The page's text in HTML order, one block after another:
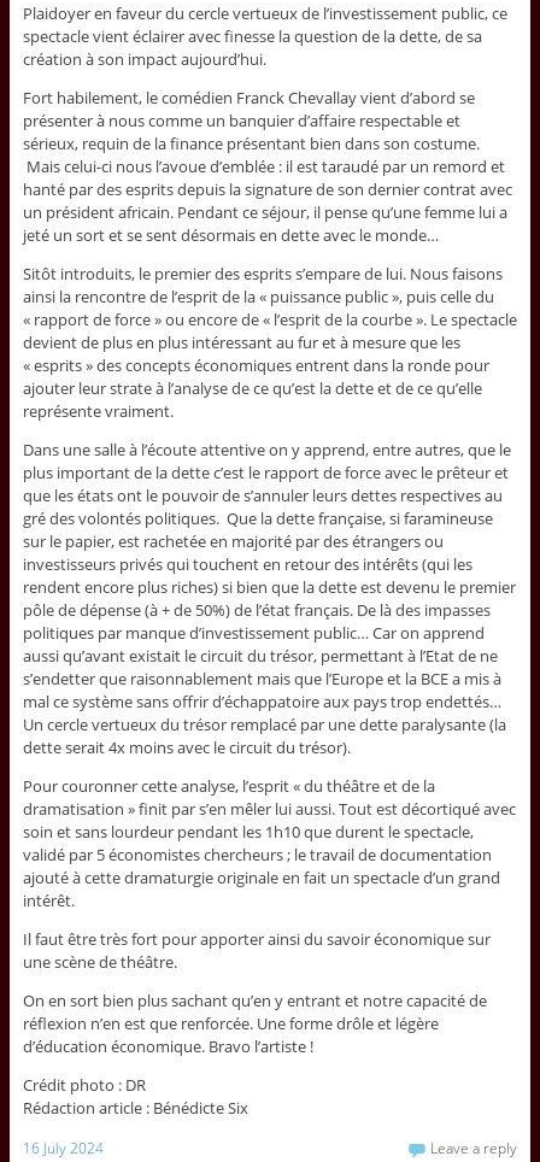
Plaidoyer en faveur du cercle vertueux de l’investissement public, ce
spectacle vient éclairer avec finesse la question de la dette, de sa
création à son impact aujourd’hui.
Fort habilement, le comédien Franck Chevallay vient d’abord se
présenter à nous comme un banquier d’affaire respectable et
sérieux, requin de la finance présentant bien dans son costume.
Mais celui-ci nous l’avoue d’emblée : il est taraudé par un remord et
hanté par des esprits depuis la signature de son dernier contrat avec
un président africain. Pendant ce séjour, il pense qu’une femme lui a
jeté un sort et se sent désormais en dette avec le monde…
Sitôt introduits, le premier des esprits s’empare de lui. Nous faisons
ainsi la rencontre de l’esprit de la « puissance public », puis celle du
« rapport de force » ou encore de « l’esprit de la courbe ». Le spectacle
devient de plus en plus intéressant au fur et à mesure que les
« esprits » des concepts économiques entrent dans la ronde pour
ajouter leur strate à l’analyse de ce qu’est la dette et de ce qu’elle
représente vraiment.
Dans une salle à l’écoute attentive on y apprend, entre autres, que le
plus important de la dette c’est le rapport de force avec le prêteur et
que les états ont le pouvoir de s’annuler leurs dettes respectives au
gré des volontés politiques. Que la dette française, si faramineuse
sur le papier, est rachetée en majorité par des étrangers ou
investisseurs privés qui touchent en retour des intérêts (qui les
rendent encore plus riches) si bien que la dette est devenu le premier
pôle de dépense (à + de 50%) de l’état français. De là des impasses
politiques par manque d’investissement public… Car on apprend
aussi qu’avant existait le circuit du trésor, permettant à l’Etat de ne
s’endetter que raisonnablement mais que l’Europe et la BCE a mis à
mal ce système sans offrir d’échappatoire aux pays trop endettés…
Un cercle vertueux du trésor remplacé par une dette paralysante (la
dette serait 4x moins avec le circuit du trésor).
Pour couronner cette analyse, l’esprit « du théâtre et de la
dramatisation » finit par s’en mêler lui aussi. Tout est décortiqué avec
soin et sans lourdeur pendant les 1h10 que durent le spectacle,
validé par 5 économistes chercheurs ; le travail de documentation
ajouté à cette dramaturgie originale en fait un spectacle d’un grand
intérêt.
Il faut être très fort pour apporter ainsi du savoir économique sur
une scène de théâtre.
On en sort bien plus sachant qu’en y entrant et notre capacité de
réflexion n’en est que renforcée. Une forme drôle et légère
d’éducation économique. Bravo l’artiste !
Crédit photo : DR
Rédaction article : Bénédicte Six
16 July 2024 Leave a reply